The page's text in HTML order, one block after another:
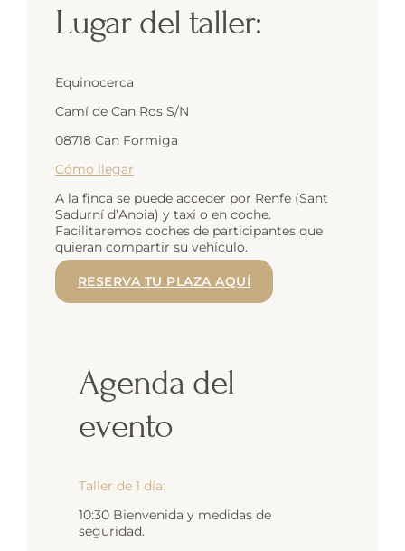
Lugar del taller:
Equinocerca
Camí de Can Ros S/N
08718 Can Formiga
Cómo llegar
A la finca se puede acceder por Renfe (Sant
Sadurní d’Anoia) y taxi o en coche.
Facilitaremos coches de participantes que
quieran compartir su vehículo.
RESERVA TU PLAZA AQUÍ
Agenda del
evento
Taller de 1 día:
10:30 Bienvenida y medidas de
seguridad.